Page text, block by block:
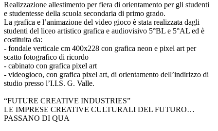
Realizzazione allestimento per fiera di orientamento per gli studenti
e studentesse della scuola secondaria di primo grado.
La grafica e l’animazione del video gioco è stata realizzata dagli
studenti del liceo artistico grafica e audiovisivo 5°BL e 5°AL ed è
costituita da:
- fondale verticale cm 400x228 con grafica neon e pixel art per
scatto fotografico di ricordo
- cabinato con grafica pixel art
- videogioco, con grafica pixel art, di orientamento dell’indirizzo di
studio presso l’I.I.S. G. Valle.
“FUTURE CREATIVE INDUSTRIES”
LE IMPRESE CREATIVE CULTURALI DEL FUTURO…
PASSANO DI QUA